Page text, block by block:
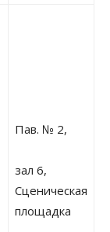
Пав. № 2,
зал 6,
Сценическая
площадка